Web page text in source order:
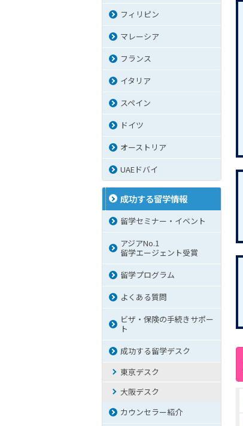
フィリピン
マレーシア
フランス
イタリア
スペイン
ドイツ
オーストリア
UAEドバイ
成功する留学情報
留学セミナー・イベント
アジアNo.1
留学エージェント受賞
留学プログラム
よくある質問
ビザ・保険の手続きサポー
ト
成功する留学デスク
東京デスク
大阪デスク
カウンセラー紹介